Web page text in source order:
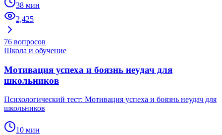
38 мин
2,425
76 вопросов
Школа и обучение
Мотивация успеха и боязнь неудач для
школьников
Психологический тест: Мотивация успеха и боязнь неудач для
школьников
10 мин